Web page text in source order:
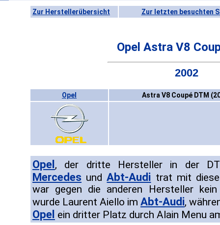
Zur Herstellerübersicht Zur letzten besuchten
Opel Astra V8
2002
Opel Astra V8 Coupé DTM
Opel , der dritte Hersteller in der
Mercedes undAbt-Audi trat mit
war gegen die anderen Hersteller
wurde Laurent Aiello im Abt-Audi,
Opel ein dritter Platz durch Alain Menu